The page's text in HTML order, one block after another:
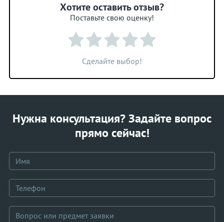
Хотите оставить отзыв?
Поставьте свою оценку!
Сделайте выбор!
Нужна консультация? Задайте вопрос
прямо сейчас!